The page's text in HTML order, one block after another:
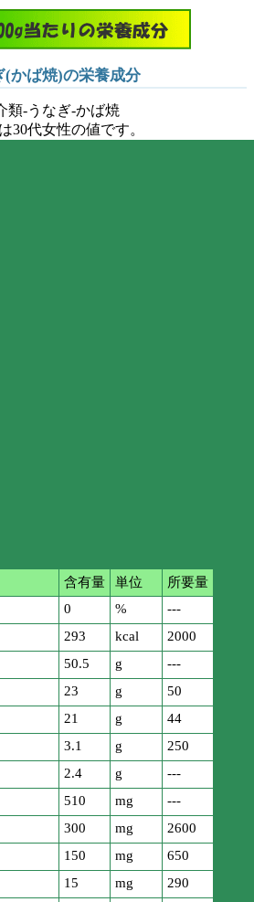
(かば焼)の栄養成分
類-うなぎ-かば焼
30代女性の値です。
含有量 単位
所要量
0 %
---
293 kcal
2000
50.5 g
---
23 g
50
21 g
44
3.1 g
250
2.4 g
---
510 mg
---
300 mg
2600
150 mg
650
15 mg
290